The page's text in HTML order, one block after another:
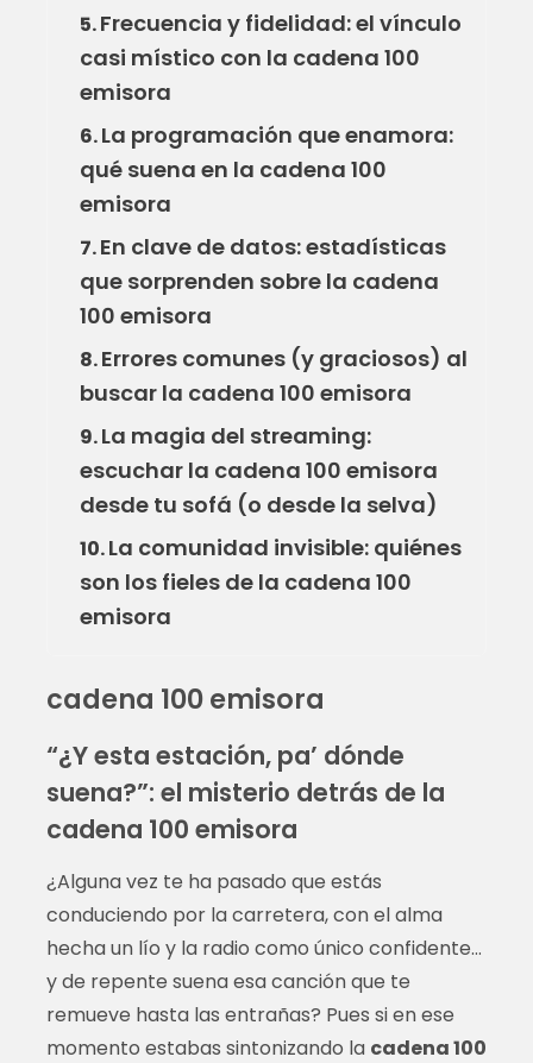
5.Frecuencia y fidelidad: el vínculo
casi místico con la cadena 100
emisora
6.La programación que enamora:
qué suena en la cadena 100
emisora
7.En clave de datos: estadísticas
que sorprenden sobre la cadena
100 emisora
8.Errores comunes (y graciosos) al
buscar la cadena 100 emisora
9.La magia del streaming:
escuchar la cadena 100 emisora
desde tu sofá (o desde la selva)
10.La comunidad invisible: quiénes
son los fieles de la cadena 100
emisora
cadena 100 emisora
“¿Y esta estación, pa’ dónde
suena?”: el misterio detrás de la
cadena 100 emisora
¿Alguna vez te ha pasado que estás
conduciendo por la carretera, con el alma
hecha un lío y la radio como único confidente…
y de repente suena esa canción que te
remueve hasta las entrañas? Pues si en ese
momento estabas sintonizando la cadena 100